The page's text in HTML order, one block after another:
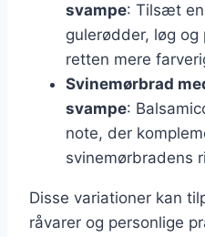
svampe: Tilsæt
gulerødder, løg
retten mere
Svinemørbrad
svampe:
note, der
svinemørbradens
Disse variationer kan
råvarer og personlige